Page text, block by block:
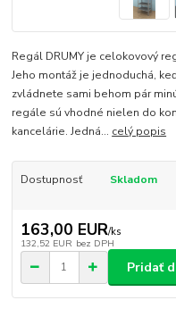
Regál DRUMY je celokovový
Jeho montáž je jednoduchá,
zvládnete sami behom pár
regále sú vhodné nielen do
kancelárie. Jedná... celý popis
Dostupnosť Skladom
163,00 EUR/ks
132,52 EUR bez DPH
Pridať